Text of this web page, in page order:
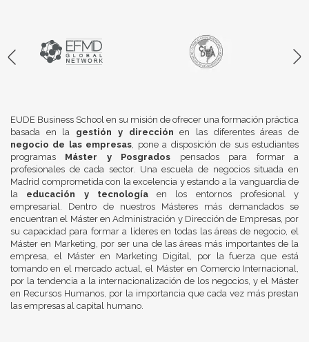
EUDE Business School en su misión de ofrecer una formación práctica
basada en la gestión y dirección en las diferentes áreas de
negocio de las empresas, pone a disposición de sus estudiantes
programas Máster y Posgrados pensados para formar a
profesionales de cada sector. Una escuela de negocios situada en
Madrid comprometida con la excelencia y estando a la vanguardia de
la educación y tecnologíaen los entornos profesional y
empresarial. Dentro de nuestros Másteres más demandados se
encuentran el Máster en Administración y Dirección de Empresas, por
su capacidad para formar a líderes en todas las áreas de negocio, el
Máster en Marketing, por ser una de las áreas más importantes de la
empresa, el Máster en Marketing Digital, por la fuerza que está
tomando en el mercado actual, el Máster en Comercio Internacional,
por la tendencia a la internacionalización de los negocios, y el Máster
en Recursos Humanos, por la importancia que cada vez más prestan
las empresas al capital humano.